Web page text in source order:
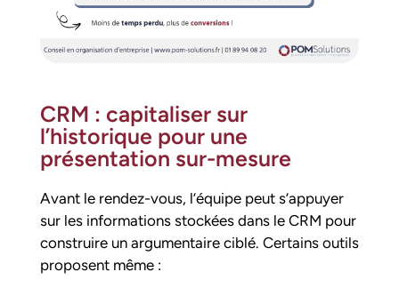
CRM : capitaliser sur
l’historique pour une
présentation sur-mesure
Avant le rendez-vous, l’équipe peut s’appuyer
sur les informations stockées dans le CRM pour
construire un argumentaire ciblé. Certains outils
proposent même :